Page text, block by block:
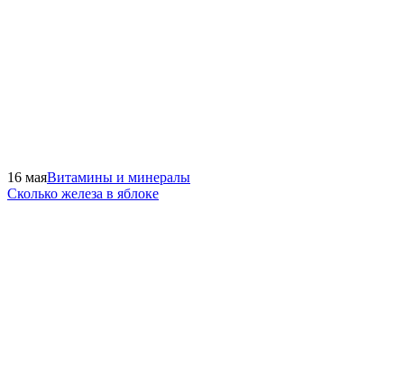
16 маяВитамины и минералы
Сколько железа в яблоке